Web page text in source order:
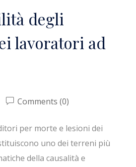
degli
lavoratori ad
Comments (0)
per morte e lesioni dei
uno dei terreni più
della causalità e